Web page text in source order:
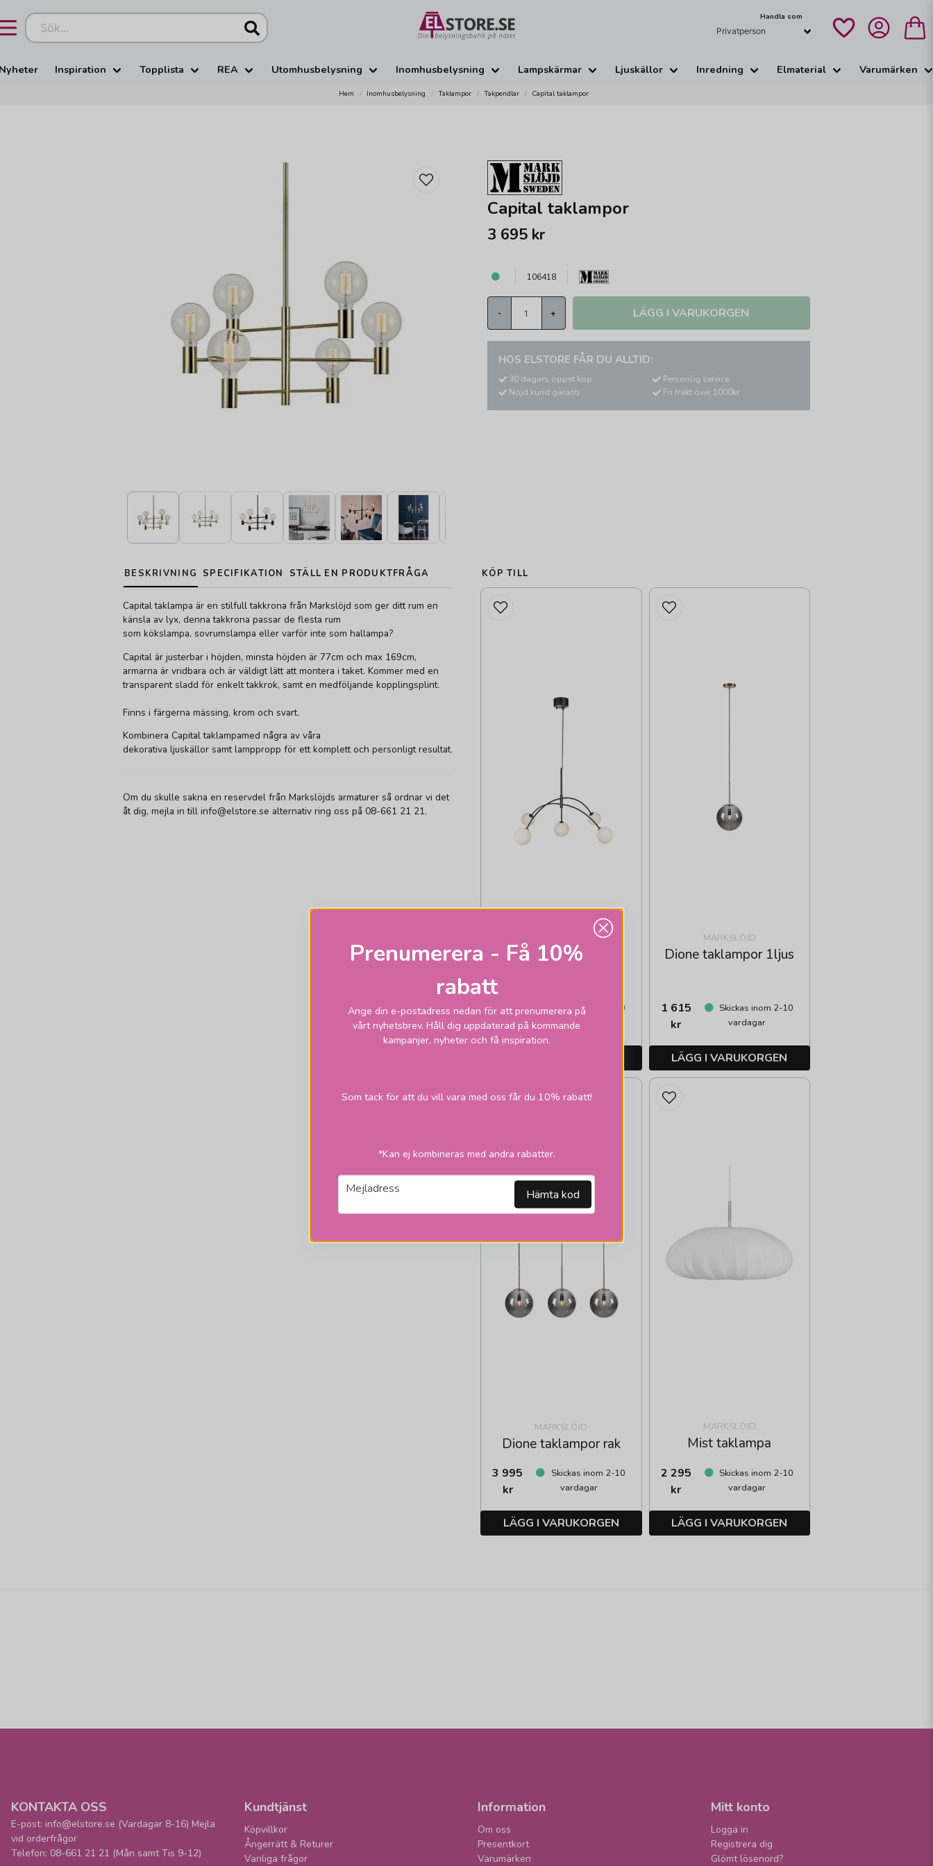
Sök... Handla som
Inspiration Topplista REA Utomhusbelysning Inomhusbelysning Lampskärmar Ljuskällor Inredning Elmaterial Varumärken
Hem Inomhusbelysning Taklampor Takpendlar Capital taklampor
Capital taklampor
3 695 kr
106418
- + LÄGG I VARUKORGEN
HOS ELSTORE FÅR DU ALLTID:
30 dagars öppet köp
Nöjd kund garanti
Personlig service
Fri frakt över 1000kr
BESKRIVNING SPECIFIKATION STÄLL EN PRODUKTFRÅGA
Capital taklampa är en stilfull takkrona från Markslöjd som ger ditt rum en
känsla av lyx, denna takkrona passar de flesta rum
som kökslampa, sovrumslampa eller varför inte som hallampa?
Capital är justerbar i höjden, minsta höjden är 77cm och max 169cm,
armarna är vridbara och är väldigt lätt att montera i taket. Kommer med en
transparent sladd för enkelt takkrok, samt en medföljande kopplingsplint.
Finns i färgerna mässing, krom och svart.
Kombinera Capital taklampamed några av våra
dekorativa ljuskällor samt lamppropp för ett komplett och personligt resultat.
Om du skulle sakna en reservdel från Markslöjds armaturer så ordnar vi det
åt dig, mejla in till info@elstore.se alternativ ring oss på 08-661 21 21.
KÖP TILL
MARKSLÖJD
3 795
kr
Skickas inom 2-10
vardagar
MARKSLÖJD
Dione taklampor 1ljus
1 615
kr
Skickas inom 2-10
vardagar
LÄGG I VARUKORGEN
MARKSLÖJD
Dione taklampor rak
3 995
kr
Skickas inom 2-10
vardagar
LÄGG I VARUKORGEN
MARKSLÖJD
Mist taklampa
2 295
kr
Skickas inom 2-10
vardagar
LÄGG I VARUKORGEN
Prenumerera - Få 10%
rabatt
Ange din e-postadress nedan för att prenumerera på
vårt nyhetsbrev. Håll dig uppdaterad på kommande
kampanjer, nyheter och få inspiration.
Som tack för att du vill vara med oss får du 10% rabatt!
*Kan ej kombineras med andra rabatter.
email
Mejladress Hämta kod
KONTAKTA OSS
E-post: info@elstore.se (Vardagar 8-16) Mejla
vid orderfrågor
Telefon: 08-661 21 21 (Mån samt Tis 9-12)
Kundtjänst
Köpvillkor
Ångerrätt & Returer
Vanliga frågor
Information
Om oss
Presentkort
Varumärken
Mitt konto
Logga in
Registrera dig
Glömt lösenord?